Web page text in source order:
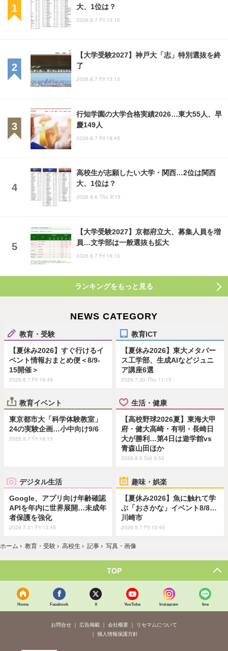
大、1位は？
2026.8.7 Fri 10:15
【大学受験2027】神戸大「志」特別選抜を終
了
2026.8.7 Fri 13:15
行知学園の大学合格実績2026…東大55人、早
慶149人
2026.8.7 Fri 18:45
高校生が志願したい大学・関西…2位は関西
大、1位は？
2026.8.6 Thu 9:15
【大学受験2027】京都府立大、募集人員を増
員…文学部は一般選抜も拡大
2026.8.7 Fri 16:15
ランキングをもっと見る
NEWS CATEGORY
教育・受験
【夏休み2026】すぐ行けるイ
ベント情報おまとめ便＜8/9-
15開催＞
2026.8.7 Fri 19:45
教育ICT
【夏休み2026】東大メタバー
ス工学部、生成AIなどジュニ
ア講座6選
2026.7.30 Thu 11:15
教育イベント
東京都市大「科学体験教室」
24の実験企画…小中向け9/6
2026.8.7 Fri 18:15
生活・健康
【高校野球2026夏】東海大甲
府・健大高崎・有明・長崎日
大が勝利…第4日は遊学館vs
青森山田ほか
2026.8.8 Sat 9:52
デジタル生活
Google、アプリ向け年齢確認
APIを年内に世界展開…未成年
者保護を強化
2026.7.31 Fri 13:45
趣味・娯楽
【夏休み2026】魚に触れて学
ぶ「おさかな」イベント8/8…
川崎市
2026.8.7 Fri 10:45
ホーム › 教育・受験 › 高校生 › 記事 › 写真・画像
TOP
Home Facebook X YouTube Instagram line
お問合せ 広告掲載 会社概要
リセマムについて
個人情報保護方針